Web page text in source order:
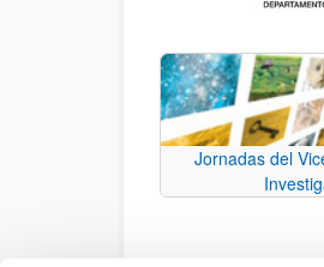
Jornadas del